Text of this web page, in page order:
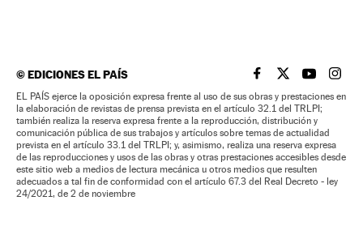
©EDICIONES EL PAÍS EL PAÍS BRASIL EN
EL PAÍSEL PAÍS
EL
EL PAÍS ejerce la oposición expresa frente al uso de sus obras y prestaciones en
la elaboración de revistas de prensa prevista en el artículo 32.1 del TRLPI;
también realiza la reserva expresa frente a la reproducción, distribución y
comunicación pública de sus trabajos y artículos sobre temas de actualidad
prevista en el artículo 33.1 del TRLPI; y, asimismo, realiza una reserva expresa
de las reproducciones y usos de las obras y otras prestaciones accesibles desde
este sitio web a medios de lectura mecánica u otros medios que resulten
adecuados a tal fin de conformidad con el artículo 67.3 del Real Decreto - ley
24/2021, de 2 de noviembre